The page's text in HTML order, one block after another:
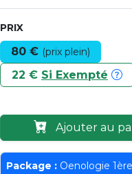
PRIX
80 € (prix plein)
22 € Si Exempté
Ajouter au
Package : Oenologie